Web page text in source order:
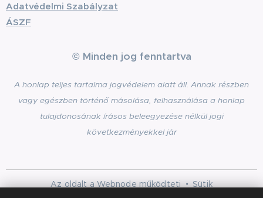
Adatvédelmi Szabályzat
ÁSZF
© Minden jog fenntartva
A honlap teljes tartalma jogvédelem alatt áll. Annak részben
vagy egészben történő másolása, felhasználása a honlap
tulajdonosának írásos beleegyezése nélkül jogi
következményekkel jár
Az oldalt aWebnodeműködteti Sütik